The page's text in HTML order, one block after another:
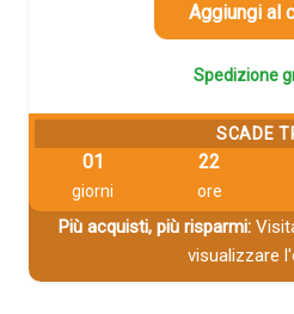
Aggiungi al
Spedizione
SCADE
01
giorni
22
ore
Più acquisti, più risparmi:
visualizzare